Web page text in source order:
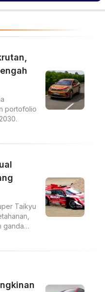
portofolio
Taikyu
ganda